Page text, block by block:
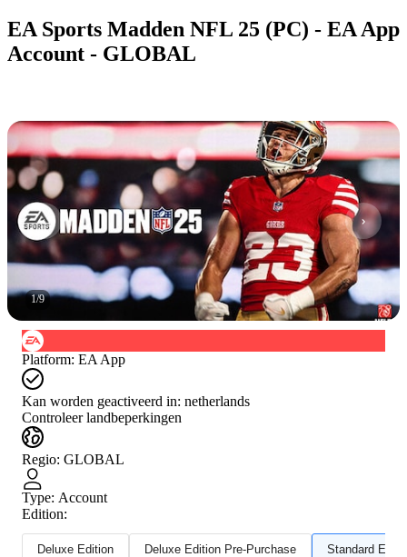
EA Sports Madden NFL 25 (PC) - EA App
Account - GLOBAL
1/9
Platform: EA App
Kan worden geactiveerd in: netherlands
Controleer landbeperkingen
Regio: GLOBAL
Type: Account
Edition:
Deluxe Edition Deluxe Edition Pre-Purchase Standard